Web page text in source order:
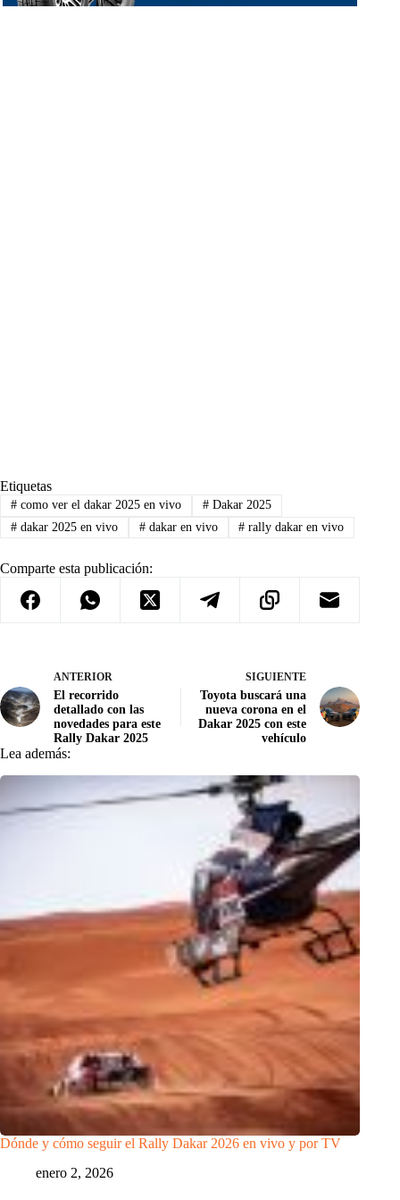
Etiquetas
#como ver el dakar 2025 en vivo #Dakar 2025
#dakar 2025 en vivo #dakar en vivo # rally dakar en vivo
Comparte esta publicación:
ANTERIOR
El recorrido
detallado con las
novedades para este
Rally Dakar 2025
SIGUIENTE
Toyota buscará una
nueva corona en el
Dakar 2025 con este
vehículo
Lea además:
Dónde y cómo seguir el Rally Dakar 2026 en vivo y por TV
enero 2, 2026